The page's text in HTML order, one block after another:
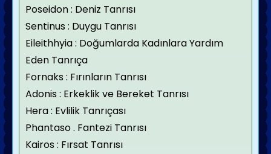
Poseidon : Deniz Tanrısı
Sentinus : Duygu Tanrısı
Eileithhyia : Doğumlarda Kadınlara Yardım
Eden Tanrıça
Fornaks : Fırınların Tanrısı
Adonis : Erkeklik ve Bereket Tanrısı
Hera : Evlilik Tanrıçası
Phantaso . Fantezi Tanrısı
Kairos : Fırsat Tanrısı